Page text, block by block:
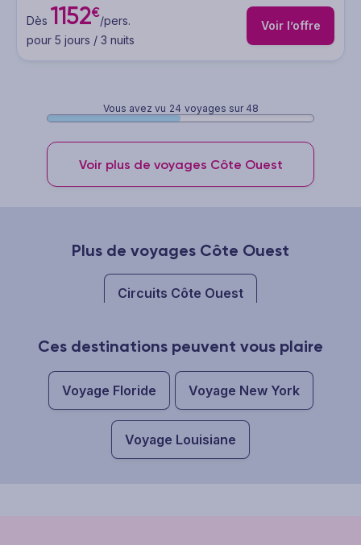
Dès 1152€/pers.
pour 5 jours / 3 nuits
Voir l’offre
Vous avez vu 24 voyages sur 48
Voir plus de voyages Côte Ouest
Plus de voyages Côte Ouest
Circuits Côte Ouest
Ces destinations peuvent vous plaire
Voyage Floride Voyage New York
Voyage Louisiane